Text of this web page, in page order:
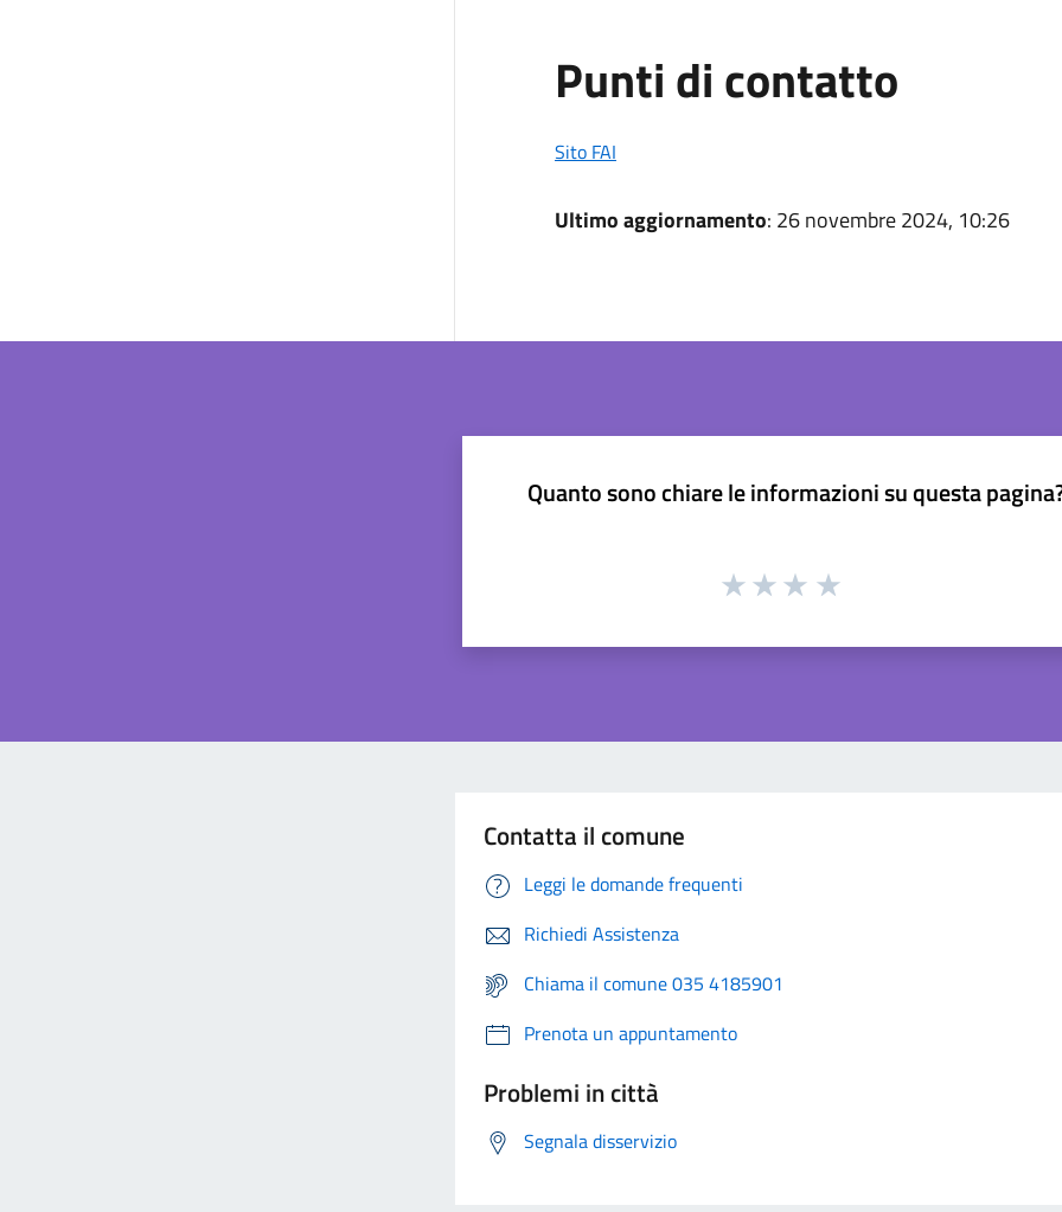
Punti di contatto
Sito FAI
Ultimo aggiornamento: 26 novembre 2024, 10:26
Quanto sono chiare le informazioni su questa
Contatta il comune
Leggi le domande frequenti
Richiedi Assistenza
Chiama il comune 035 4185901
Prenota un appuntamento
Problemi in città
Segnala disservizio